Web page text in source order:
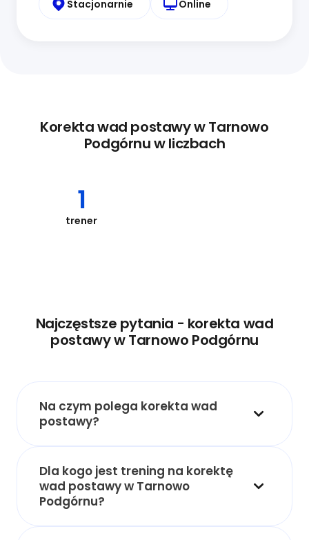
Stacjonarnie Online
Korekta wad postawy w Tarnowo
Podgórnu w liczbach
1
trener
Najczęstsze pytania - korekta wad
postawy w Tarnowo Podgórnu
Na czym polega korekta wad
postawy?
Dla kogo jest trening na korektę
wad postawy w Tarnowo
Podgórnu?